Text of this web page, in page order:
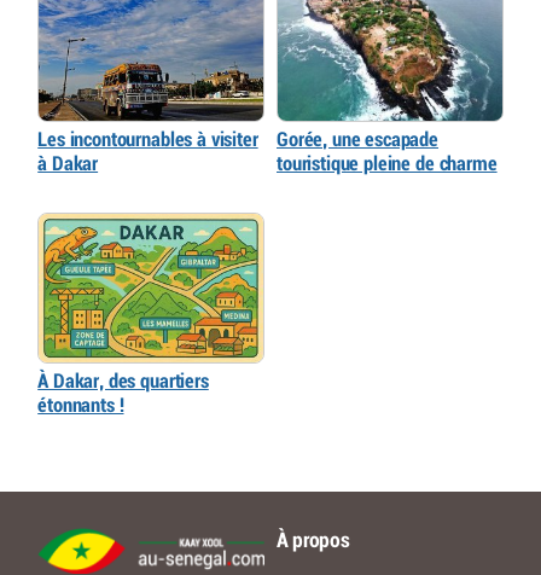
Les incontournables à visiter
à Dakar
Gorée, une escapade
touristique pleine de charme
À Dakar, des quartiers
étonnants !
À propos